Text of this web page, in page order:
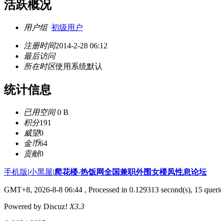
活跃概况
用户组 初级用户
注册时间2014-2-28 06:12
最后访问
所在时区使用系统默认
统计信息
已用空间0 B
积分191
威望0
金币64
贡献0
手机版|小黑屋|爬花楼-热饭网全国兼职外围女楼凤性息论坛
GMT+8, 2026-8-8 06:44 , Processed in 0.129313 second(s), 15
Powered by Discuz! X3.3